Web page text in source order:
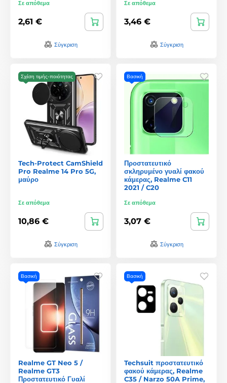
Σε απόθεμα
2,61 €
Σύγκριση
Σε απόθεμα
3,46 €
Σύγκριση
Σχέση τιμής-ποιότητας
Tech-Protect CamShield
Pro Realme 14 Pro 5G,
μαύρο
Σε απόθεμα
10,86 €
Σύγκριση
Βασική
Προστατευτικό
σκληρυμένο γυαλί φακού
κάμερας, Realme C11
2021 / C20
Σε απόθεμα
3,07 €
Σύγκριση
Βασική
Realme GT Neo 5 /
Realme GT3
Προστατευτικό Γυαλί
Βασική
Techsuit προστατευτικό
φακού κάμερας, Realme
C35 / Narzo 50A Prime,